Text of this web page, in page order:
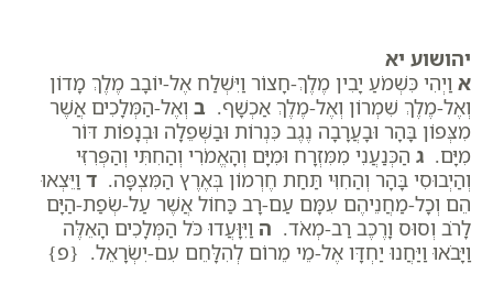
יהושוע יא
א וַיְהִי כִּשְׁמֹעַ יָבִין מֶלֶךְ-חָצוֹר וַיִּשְׁלַח אֶל-יוֹבָב מֶלֶךְ מָדוֹן
וְאֶל-מֶלֶךְ שִׁמְרוֹן וְאֶל-מֶלֶךְ אַכְשָׁף. ב וְאֶל-הַמְּלָכִים אֲשֶׁר
מִצְּפוֹן בָּהָר וּבָעֲרָבָה נֶגֶב כִּנְרוֹת וּבַשְּׁפֵלָה וּבְנָפוֹת דּוֹר
מִיָּם. ג הַכְּנַעֲנִי מִמִּזְרָח וּמִיָּם וְהָאֱמֹרִי וְהַחִתִּי וְהַפְּרִזִּי
וְהַיְבוּסִי בָּהָר וְהַחִוִּי תַּחַת חֶרְמוֹן בְּאֶרֶץ הַמִּצְפָּה. ד וַיֵּצְאוּ
הֵם וְכָל-מַחֲנֵיהֶם עִמָּם עַם-רָב כַּחוֹל אֲשֶׁר עַל-שְׂפַת-הַיָּם
לָרֹב וְסוּס וָרֶכֶב רַב-מְאֹד. ה וַיִּוָּעֲדוּ כֹּל הַמְּלָכִים הָאֵלֶּה
וַיָּבֹאוּ וַיַּחֲנוּ יַחְדָּו אֶל-מֵי מֵרוֹם לְהִלָּחֵם עִם-יִשְׂרָאֵל. {פ}